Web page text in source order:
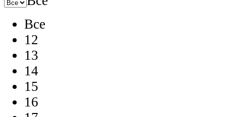
Все
12
13
14
15
16